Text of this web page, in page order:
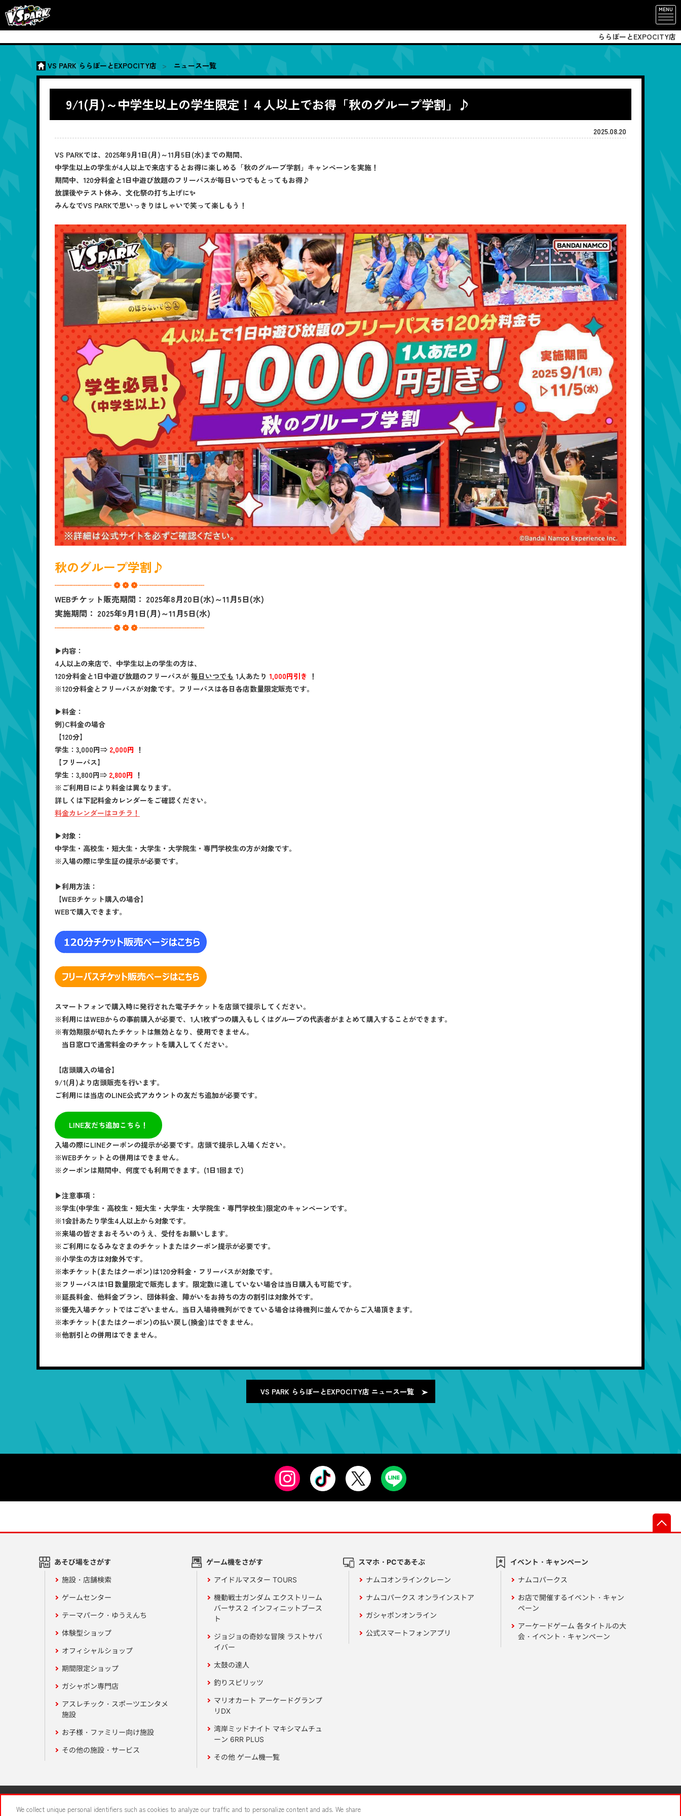
MENU
ららぽーとEXPOCITY店
VS PARK ららぽーとEXPOCITY店 ニュース一覧
9/1(月)～中学生以上の学生限定！４人以上でお得「秋のグループ学割」♪
2025.08.20
VS PARKでは、2025年9月1日(月)～11月5日(水)までの期間、
中学生以上の学生が4人以上で来店するとお得に楽しめる「秋のグループ学割」キャンペーンを実施！
期間中、120分料金と1日中遊び放題のフリーパスが毎日いつでもとってもお得♪
放課後やテスト休み、文化祭の打ち上げに✨
みんなでVS PARKで思いっきりはしゃいで笑って楽しもう！
秋のグループ学割♪
┈┈┈┈┈┈┈ ❁ ❁ ❁ ┈┈┈┈┈┈┈┈
WEBチケット販売期間： 2025年8月20日(水)～11月5日(水)
実施期間： 2025年9月1日(月)～11月5日(水)
┈┈┈┈┈┈┈ ❁ ❁ ❁ ┈┈┈┈┈┈┈┈
▶内容：
4人以上の来店で、中学生以上の学生の方は、
120分料金と1日中遊び放題のフリーパスが 毎日いつでも 1人あたり 1,000円引き ！
※120分料金とフリーパスが対象です。フリーパスは各日各店数量限定販売です。
▶料金：
例)C料金の場合
【120分】
学生 ：3,000円⇒ 2,000円 ！
【フリーパス】
学生：3,800円⇒ 2,800円 ！
※ご利用日により料金は異なります。
詳しくは下記料金カレンダーをご確認ください。
料金カレンダーはコチラ！
▶対象：
中学生・高校生・短大生・大学生・大学院生・専門学校生の方が対象です。
※入場の際に学生証の提示が必要です。
▶利用方法：
【WEBチケット購入の場合】
WEBで購入できます。
スマートフォンで購入時に発行された電子チケットを店頭で提示してください。
※利用にはWEBからの事前購入が必要で、1人1枚ずつの購入もしくはグループの代表者がまとめて購入することができます。
※有効期限が切れたチケットは無効となり、使用できません。
当日窓口で通常料金のチケットを購入してください。
【店頭購入の場合】
9/1(月)より店頭販売を行います。
ご利用には当店のLINE公式アカウントの友だち追加が必要です。
LINE友だち追加こちら！
入場の際にLINEクーポンの提示が必要です。店頭で提示し入場ください。
※WEBチケットとの併用はできません。
※クーポンは期間中、何度でも利用できます。(1日1回まで)
▶注意事項：
※学生(中学生・高校生・短大生・大学生・大学院生・専門学校生)限定のキャンペーンです。
※1会計あたり学生4人以上から対象です。
※来場の皆さまおそろいのうえ、受付をお願いします。
※ご利用になるみなさまのチケットまたはクーポン提示が必要です。
※小学生の方は対象外です。
※本チケット(またはクーポン)は120分料金・フリーパスが対象です。
※フリーパスは1日数量限定で販売します。限定数に達していない場合は当日購入も可能です。
※延長料金、他料金プラン、団体料金、障がいをお持ちの方の割引は対象外です。
※優先入場チケットではございません。当日入場待機列ができている場合は待機列に並んでからご入場頂きます。
※本チケット(またはクーポン)の払い戻し(換金)はできません。
※他割引との併用はできません。
VS PARK ららぽーとEXPOCITY店 ニュース一覧
あそび場をさがす
施設・店舗検索
ゲームセンター
テーマパーク・ゆうえんち
体験型ショップ
オフィシャルショップ
期間限定ショップ
ガシャポン専門店
アスレチック・スポーツエンタメ
施設
お子様・ファミリー向け施設
その他の施設・サービス
ゲーム機をさがす
アイドルマスター TOURS
機動戦士ガンダム エクストリーム
バーサス２ インフィニットブース
ト
ジョジョの奇妙な冒険 ラストサバ
イバー
太鼓の達人
釣りスピリッツ
マリオカート アーケードグランプ
リDX
湾岸ミッドナイト マキシマムチュ
ーン 6RR PLUS
その他 ゲーム機一覧
スマホ・PCであそぶ
ナムコオンラインクレーン
ナムコパークス オンラインストア
ガシャポンオンライン
公式スマートフォンアプリ
イベント・キャンペーン
ナムコパークス
お店で開催するイベント・キャン
ペーン
アーケードゲーム 各タイトルの大
会・イベント・キャンペーン
関連会社 サステナビリティ サイトポリシー プライバシーポリシー
We collect unique personal identifiers such as cookies to analyze our traffic and to personalize content and ads. We share